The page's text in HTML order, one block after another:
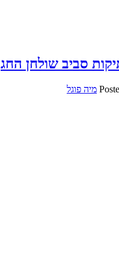
סביב שולחן החג
מיה פוגל